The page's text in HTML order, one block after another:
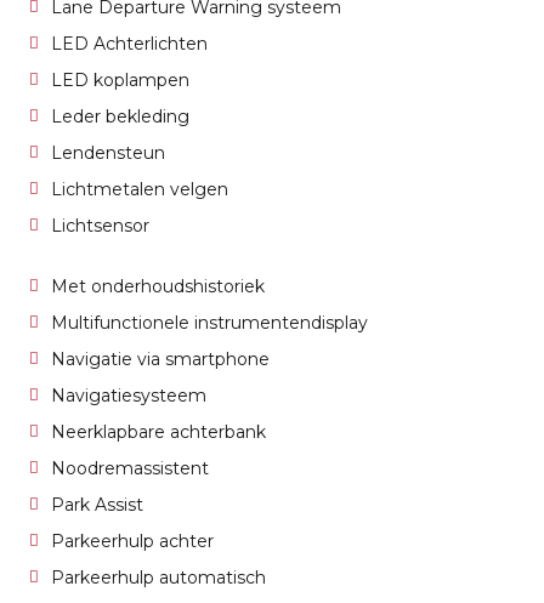
Lane Departure Warning systeem
LED Achterlichten
LED koplampen
Leder bekleding
Lendensteun
Lichtmetalen velgen
Lichtsensor
Met onderhoudshistoriek
Multifunctionele instrumentendisplay
Navigatie via smartphone
Navigatiesysteem
Neerklapbare achterbank
Noodremassistent
Park Assist
Parkeerhulp achter
Parkeerhulp automatisch